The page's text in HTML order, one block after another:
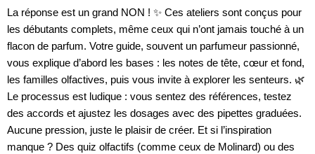
La réponse est un grand NON ! ✨ Ces ateliers sont conçus pour
les débutants complets, même ceux qui n’ont jamais touché à un
flacon de parfum. Votre guide, souvent un parfumeur passionné,
vous explique d’abord les bases : les notes de tête, cœur et fond,
les familles olfactives, puis vous invite à explorer les senteurs. 🌿
Le processus est ludique : vous sentez des références, testez
des accords et ajustez les dosages avec des pipettes graduées.
Aucune pression, juste le plaisir de créer. Et si l’inspiration
manque ? Des quiz olfactifs (comme ceux de Molinard) ou des